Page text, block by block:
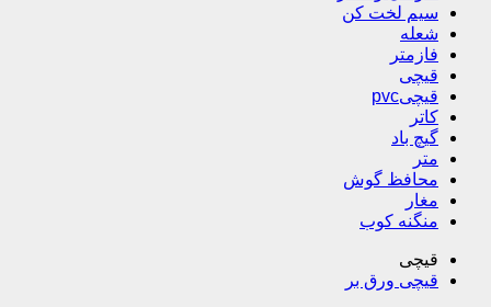
سیم لخت کن
شعله
فازمتر
قیچی
قیچیpvc
کاتر
گیچ باد
متر
محافظ گوش
مغار
منگنه کوب
قیچی
قیچی ورق بر